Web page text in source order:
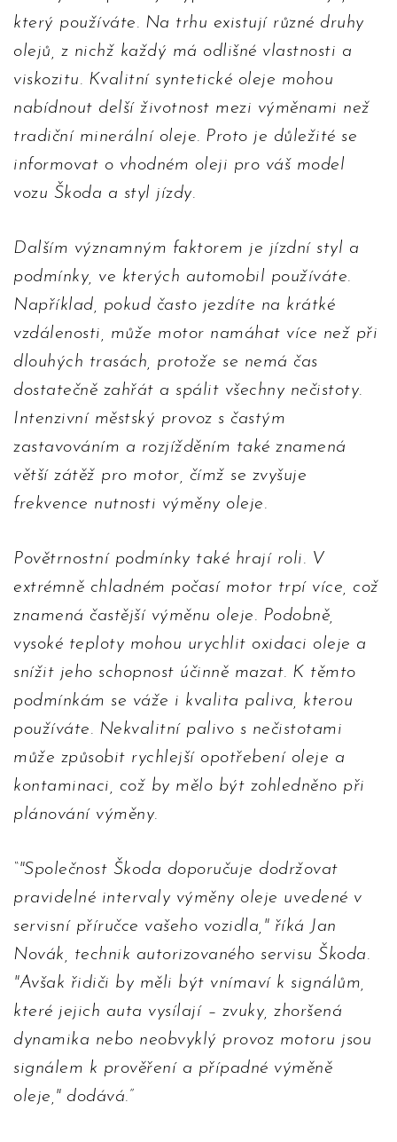
který používáte. Na trhu existují různé druhy
olejů, z nichž každý má odlišné vlastnosti a
viskozitu. Kvalitní syntetické oleje mohou
nabídnout delší životnost mezi výměnami než
tradiční minerální oleje. Proto je důležité se
informovat o vhodném oleji pro váš model
vozu Škoda a styl jízdy.
Dalším významným faktorem je jízdní styl a
podmínky, ve kterých automobil používáte.
Například, pokud často jezdíte na krátké
vzdálenosti, může motor namáhat více než při
dlouhých trasách, protože se nemá čas
dostatečně zahřát a spálit všechny nečistoty.
Intenzivní městský provoz s častým
zastavováním a rozjížděním také znamená
větší zátěž pro motor, čímž se zvyšuje
frekvence nutnosti výměny oleje.
Povětrnostní podmínky také hrají roli. V
extrémně chladném počasí motor trpí více, což
znamená častější výměnu oleje. Podobně,
vysoké teploty mohou urychlit oxidaci oleje a
snížit jeho schopnost účinně mazat. K těmto
podmínkám se váže i kvalita paliva, kterou
používáte. Nekvalitní palivo s nečistotami
může způsobit rychlejší opotřebení oleje a
kontaminaci, což by mělo být zohledněno při
plánování výměny.
"Společnost Škoda doporučuje dodržovat
pravidelné intervaly výměny oleje uvedené v
servisní příručce vašeho vozidla," říká Jan
Novák, technik autorizovaného servisu Škoda.
"Avšak řidiči by měli být vnímaví k signálům,
které jejich auta vysílají – zvuky, zhoršená
dynamika nebo neobvyklý provoz motoru jsou
signálem k prověření a případné výměně
oleje," dodává.